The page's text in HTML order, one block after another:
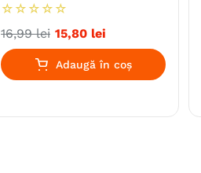
☆ ☆ ☆ ☆ ☆
16,99 lei 15,80 lei
Adaugă în coș